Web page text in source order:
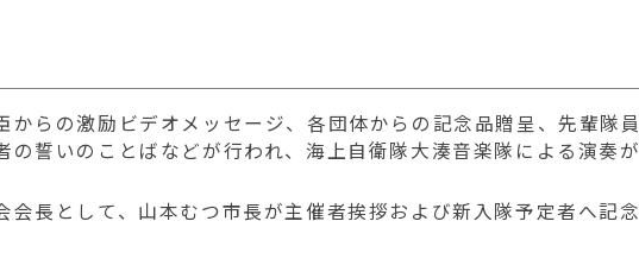
からの激励ビデオメッセージ、各団体からの記念品贈呈、先輩隊員
の誓いのことばなどが行われ、海上自衛隊大湊音楽隊による演奏が
会長として、山本むつ市長が主催者挨拶および新入隊予定者へ記念